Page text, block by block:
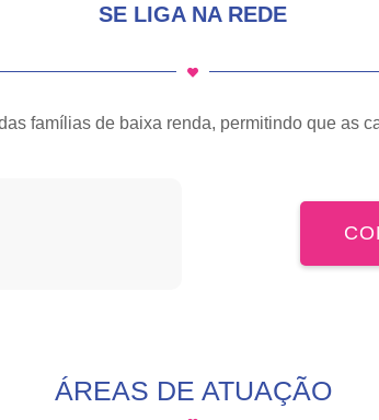
SE LIGA NA REDE
famílias de baixa renda, permitindo que as
ÁREAS DE ATUAÇÃO